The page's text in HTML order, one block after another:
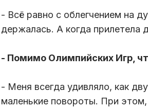
- Всё равно с облегчением на
держалась. А когда прилетела
- Помимо Олимпийских Игр,
- Меня всегда удивляло, как
маленькие повороты. При